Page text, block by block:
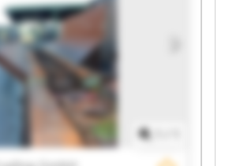
Trading GmbH
GmbH Bittermann Trading
Trading GmbH Bittermann
Trading GmbH